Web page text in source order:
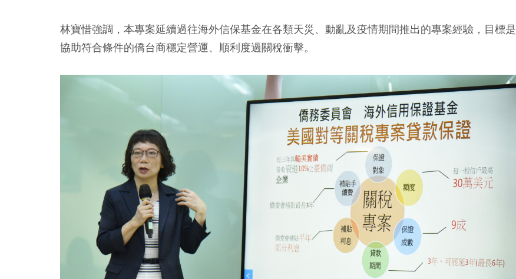
林寶惜強調，本專案延續過往海外信保基金在各類天災、動亂及疫情期間推出的專案經驗，目標是
協助符合條件的僑台商穩定營運、順利度過關稅衝擊。